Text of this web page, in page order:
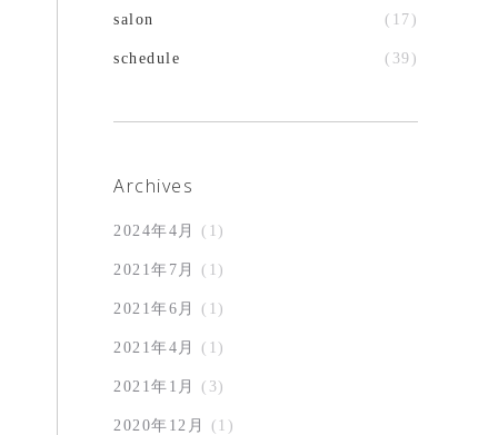
salon (17)
schedule (39)
Archives
2024年4月 (1)
2021年7月 (1)
2021年6月 (1)
2021年4月 (1)
2021年1月 (3)
2020年12月 (1)